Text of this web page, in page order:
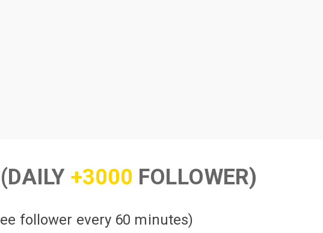
+3000 FOLLOWER)
follower every 60 minutes)